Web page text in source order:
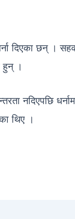
दिएका छन् ।
हुन् ।
नदिएपछि
थिए ।